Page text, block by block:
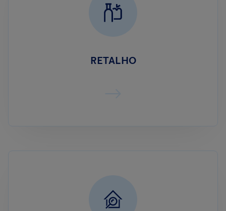
RETALHO